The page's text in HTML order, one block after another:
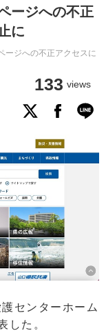
ージへの不正
に
ージへの不正アクセスに
133 views
センターホーム
た。